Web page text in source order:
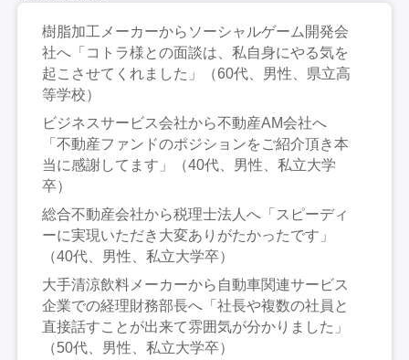
樹脂加工メーカーからソーシャルゲーム開発会
社へ「コトラ様との面談は、私自身にやる気を
起こさせてくれました」（60代、男性、県立高
等学校）
ビジネスサービス会社から不動産AM会社へ
「不動産ファンドのポジションをご紹介頂き本
当に感謝してます」（40代、男性、私立大学
卒）
総合不動産会社から税理士法人へ「スピーディ
ーに実現いただき大変ありがたかったです」
（40代、男性、私立大学卒）
大手清涼飲料メーカーから自動車関連サービス
企業での経理財務部長へ「社長や複数の社員と
直接話すことが出来て雰囲気が分かりました」
（50代、男性、私立大学卒）